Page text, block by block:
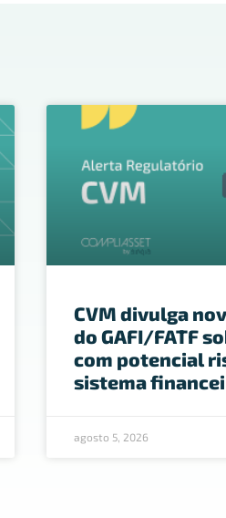
CVM divulga
do GAFI/FATF
com potencial
sistema
agosto 5, 2026